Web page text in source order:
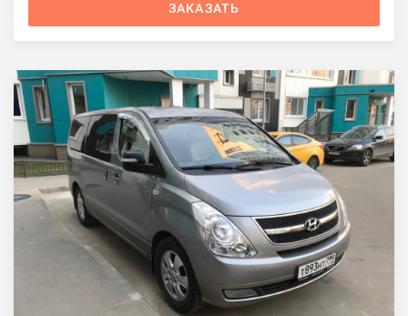
ЗАКАЗАТЬ